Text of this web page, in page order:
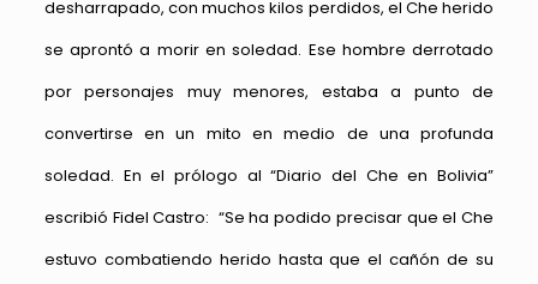
desharrapado, con muchos kilos perdidos, el Che herido
se aprontó a morir en soledad. Ese hombre derrotado
por personajes muy menores, estaba a punto de
convertirse en un mito en medio de una profunda
soledad. En el prólogo al “Diario del Che en Bolivia”
escribió Fidel Castro: “Se ha podido precisar que el Che
estuvo combatiendo herido hasta que el cañón de su